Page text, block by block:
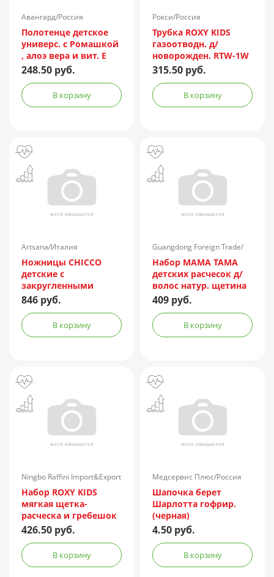
Авангард/Россия
Полотенце детское
универс. с Ромашкой
, алоэ вера и вит. Е
№60
248.50 руб.
В корзину
Рокси/Россия
Трубка ROXY KIDS
газоотводн. д/
новорожден. RTW-1W
бел.
315.50 руб.
В корзину
Artsana/Италия
Ножницы CHICCO
детские с
закругленными
концами (оранж.)
(арт. 340628104)
846 руб.
В корзину
Guangdong Foreign Trade/
Китай
Набор МАМА ТАМА
детских расчесок д/
волос натур. щетина
(арт. МТ/086) мятн.
409 руб.
В корзину
Ningbo Raffini Import&Export
Co.Ltd/Китай
Набор ROXY KIDS
мягкая щетка-
расческа и гребешок
(арт. RBH-003)
426.50 руб.
В корзину
Медсервис Плюс/Россия
Шапочка берет
Шарлотта гофрир.
(черная)
4.50 руб.
В корзину